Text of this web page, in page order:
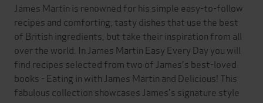
James Martin is renowned for his simple easy-to-follow
recipes and comforting, tasty dishes that use the best
of British ingredients, but take their inspiration from all
over the world. In James Martin Easy Every Day you will
find recipes selected from two of James's best-loved
books - Eating in with James Martin and Delicious! This
fabulous collection showcases James's signature style